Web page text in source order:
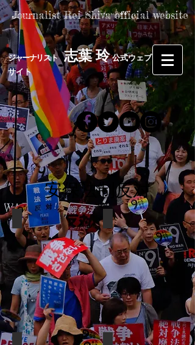
Journalist Rei Shiva official website
​ジャーナリスト 志葉 玲​公式ウェブ
サイト​
​安保法制反対